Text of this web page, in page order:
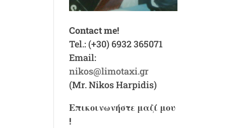
Contact me!
Tel.: (+30) 6932 365071
Email:
nikos@limotaxi.gr
(Mr. Nikos Harpidis)
Επικοινωνήστε μαζί μου
!